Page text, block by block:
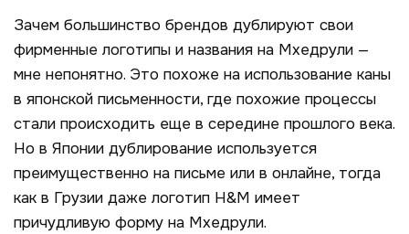
Зачем большинство брендов дублируют свои
фирменные логотипы и названия на Мхедрули —
мне непонятно. Это похоже на использование каны
в японской письменности, где похожие процессы
стали происходить еще в середине прошлого века.
Но в Японии дублирование используется
преимущественно на письме или в онлайне, тогда
как в Грузии даже логотип H&M имеет
причудливую форму на Мхедрули.